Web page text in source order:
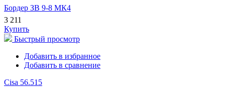
Бордер ЗВ 9-8 МК4
3 211
Купить
Быстрый просмотр
Добавить в избранное
Добавить в сравнение
Cisa 56.515